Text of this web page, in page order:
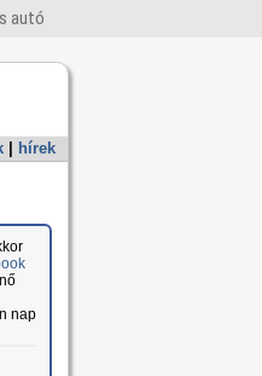
autó
hírek
nap